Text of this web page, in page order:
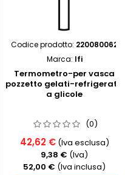
Codice prodotto: 220080062
Marca: Ifi
Termometro-per vasca
pozzetto gelati-refrigerata
a glicole
(0)
42,62 € (Iva esclusa)
9,38 € (Iva)
52,00 € (Iva inclusa)